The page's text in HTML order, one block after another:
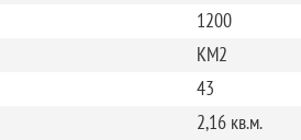
1200
КМ2
43
2,16 кв.м.